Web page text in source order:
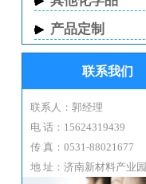
产品定制
联系我们
联系人：郭经理
电 话：15624319439
传 真：0531-88021677
地 址：济南新材料产业园